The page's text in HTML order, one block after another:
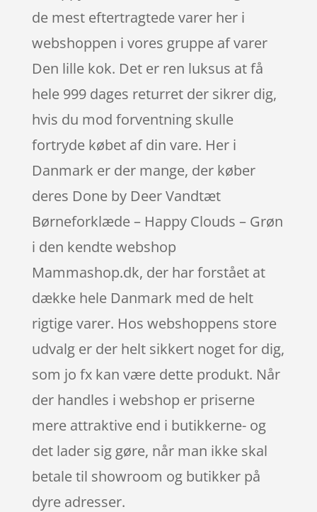
de mest eftertragtede varer her i
webshoppen i vores gruppe af varer
Den lille kok. Det er ren luksus at få
hele 999 dages returret der sikrer dig,
hvis du mod forventning skulle
fortryde købet af din vare. Her i
Danmark er der mange, der køber
deres Done by Deer Vandtæt
Børneforklæde – Happy Clouds – Grøn
i den kendte webshop
Mammashop.dk, der har forstået at
dække hele Danmark med de helt
rigtige varer. Hos webshoppens store
udvalg er der helt sikkert noget for dig,
som jo fx kan være dette produkt. Når
der handles i webshop er priserne
mere attraktive end i butikkerne- og
det lader sig gøre, når man ikke skal
betale til showroom og butikker på
dyre adresser.